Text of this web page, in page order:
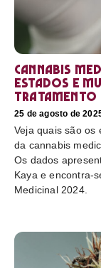
Cannabis
estados e
tratamento
25 de agosto de
Veja quais são os
da cannabis
Os dados
Kaya e encontra-
Medicinal 2024.